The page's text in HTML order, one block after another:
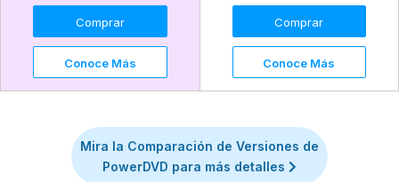
Comprar
Conoce Más
Comprar
Conoce Más
Mira la Comparación de Versiones de
PowerDVD para más detalles